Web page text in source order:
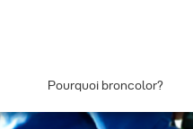
Pourquoi broncolor?